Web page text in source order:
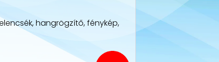
hangrögzítő, fénykép,